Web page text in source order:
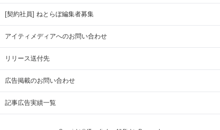
[契約社員] ねとらぼ編集者募集
アイティメディアへのお問い合わせ
リリース送付先
広告掲載のお問い合わせ
記事広告実績一覧